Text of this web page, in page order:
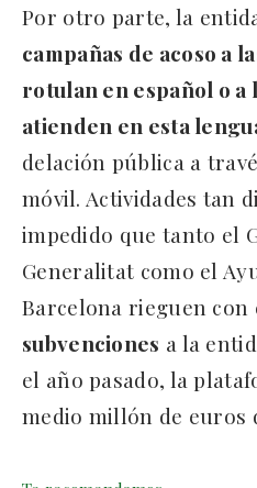
Por otro parte, la
campañas de acoso a
rotulan en español o a
atienden en esta
delación pública a
móvil. Actividades tan
impedido que tanto el
Generalitat como el
Barcelona rieguen con
subvenciones a la
el año pasado, la
medio millón de euros